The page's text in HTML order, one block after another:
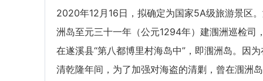
2020年12月16日，拟确定为国家5A级旅游景区
洲岛至元三十一年（公元1294年）建涠洲巡检司
在遂溪县“第八都博里村海岛中”，即涠洲岛。因为
清乾隆年间，为了加强对海盗的清剿，曾在涠洲